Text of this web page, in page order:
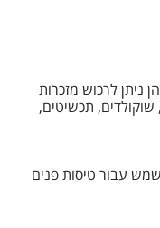
ניתן לרכוש מזכרות
תכשיטים,
עבור טיסות פנים